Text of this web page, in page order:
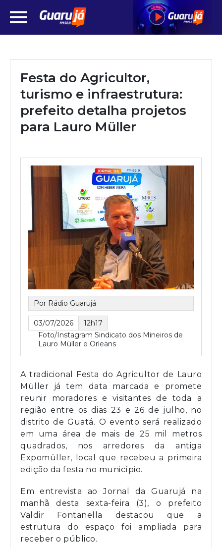
Festa do Agricultor,
turismo e infraestrutura:
prefeito detalha projetos
para Lauro Müller
Por Rádio Guarujá
03/07/2026
12h17
Foto/Instagram Sindicato dos Mineiros de
Lauro Müller e Orleans
A tradicional Festa do Agricultor de Lauro
Müller já tem data marcada e promete
reunir moradores e visitantes de toda a
região entre os dias 23 e 26 de julho, no
distrito de Guatá. O evento será realizado
em uma área de mais de 25 mil metros
quadrados, nos arredores da antiga
Expomüller, local que recebeu a primeira
edição da festa no município.
Em entrevista ao Jornal da Guarujá na
manhã desta sexta-feira (3), o prefeito
Valdir Fontanella destacou que a
estrutura do espaço foi ampliada para
receber o público.